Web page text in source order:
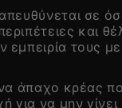
σε
και
εμπειρία τους
άπαχο κρέας
για να μην